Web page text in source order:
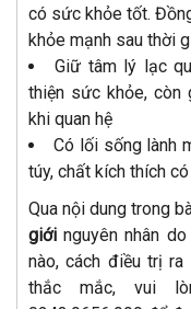
có sức khỏe tốt.
khỏe mạnh sau thời
Giữ tâm lý lạc
thiện sức khỏe, còn
khi quan hệ
Có lối sống lành
túy, chất kích thích
Qua nội dung trong
giới nguyên nhân
nào, cách điều trị
thắc mắc, vui